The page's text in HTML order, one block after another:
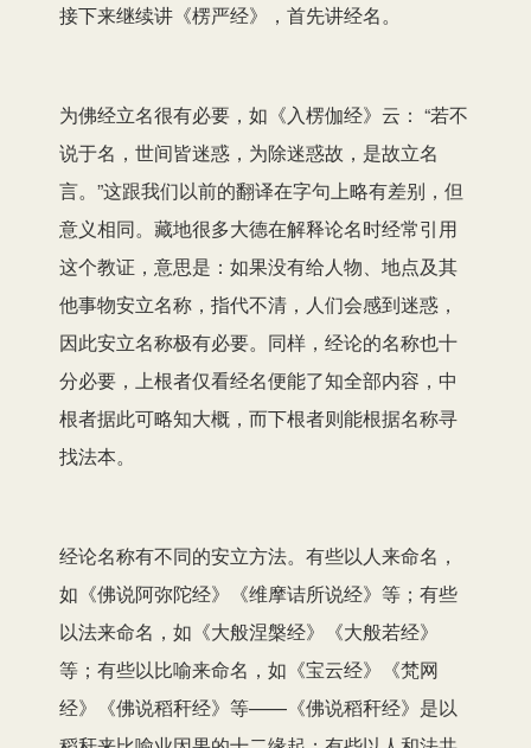
接下来继续讲《楞严经》，首先讲经名。
为佛经立名很有必要，如《入楞伽经》云： “若不
说于名，世间皆迷惑，为除迷惑故，是故立名
言。”这跟我们以前的翻译在字句上略有差别，但
意义相同。藏地很多大德在解释论名时经常引用
这个教证，意思是：如果没有给人物、地点及其
他事物安立名称，指代不清，人们会感到迷惑，
因此安立名称极有必要。同样，经论的名称也十
分必要，上根者仅看经名便能了知全部内容，中
根者据此可略知大概，而下根者则能根据名称寻
找法本。
经论名称有不同的安立方法。有些以人来命名，
如《佛说阿弥陀经》《维摩诘所说经》等；有些
以法来命名，如《大般涅槃经》《大般若经》
等；有些以比喻来命名，如《宝云经》《梵网
经》《佛说稻秆经》等——《佛说稻秆经》是以